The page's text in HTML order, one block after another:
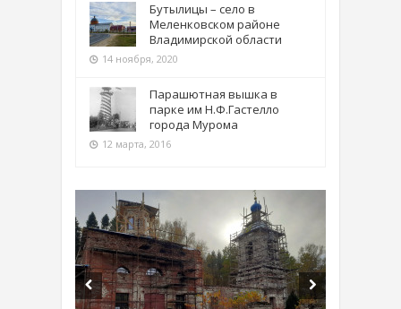
Бутылицы – село в
Меленковском районе
Владимирской области
14 ноября, 2020
Парашютная вышка в
парке им Н.Ф.Гастелло
города Мурома
12 марта, 2016